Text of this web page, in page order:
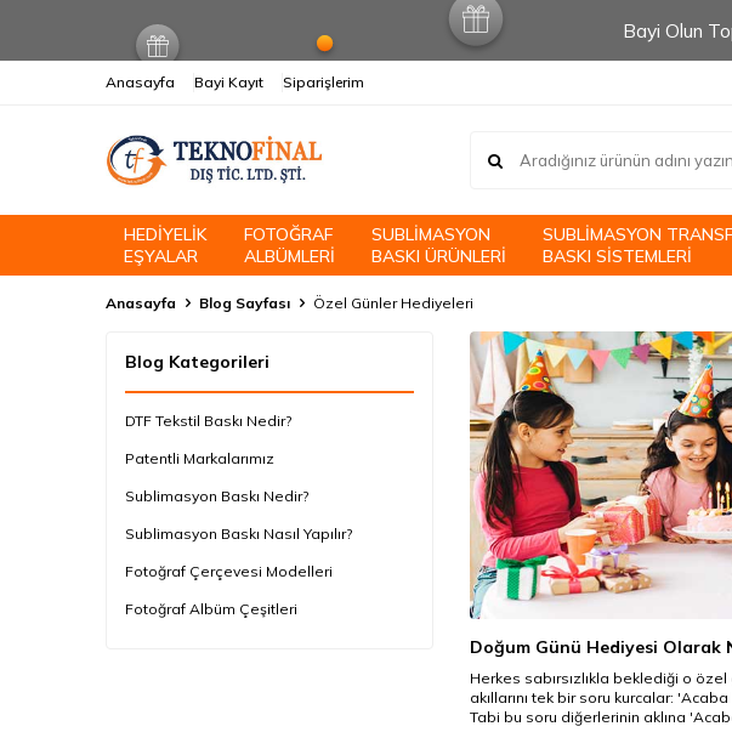
Bayi Olun
Anasayfa Bayi Kayıt Siparişlerim
HEDİYELİK
EŞYALAR
FOTOĞRAF
ALBÜMLERİ
SUBLİMASYON
BASKI ÜRÜNLERİ
SUBLİMASYON
BASKI SİSTEMLERİ
Anasayfa Blog Sayfası Özel Günler Hediyeleri
Blog Kategorileri
DTF Tekstil Baskı Nedir?
Patentli Markalarımız
Sublimasyon Baskı Nedir?
Sublimasyon Baskı Nasıl Yapılır?
Fotoğraf Çerçevesi Modelleri
Fotoğraf Albüm Çeşitleri
Doğum Günü Hediyesi Olarak
Herkes sabırsızlıkla beklediği o
akıllarını tek bir soru kurcalar:
Tabi bu soru diğerlerinin aklına